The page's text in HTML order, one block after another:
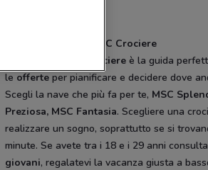
Alpitour Alpitour
Cerca il catalogo MSC Crociere
Il catalogo MSC Crociere è la guida
le offerte per pianificare e decidere dove
Scegli la nave che più fa per te, MSC
Preziosa, MSC Fantasia. Scegliere una
realizzare un sogno, soprattutto se si
minute. Se avete tra i 18 e i 29 anni consulta
giovani, regalatevi la vacanza giusta a